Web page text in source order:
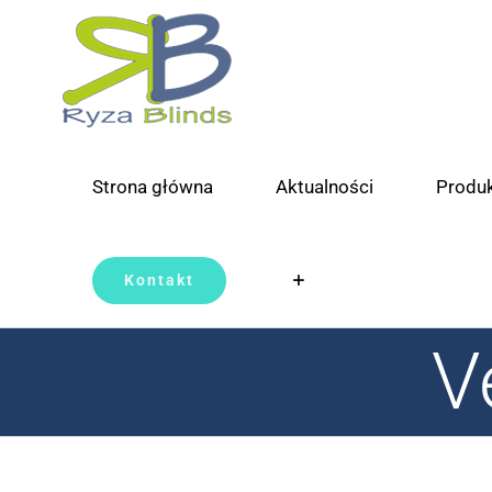
Strona główna Aktualności
Kontakt